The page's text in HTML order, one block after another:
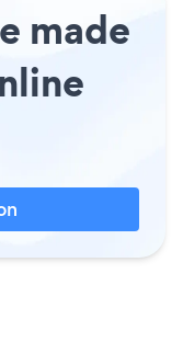
made